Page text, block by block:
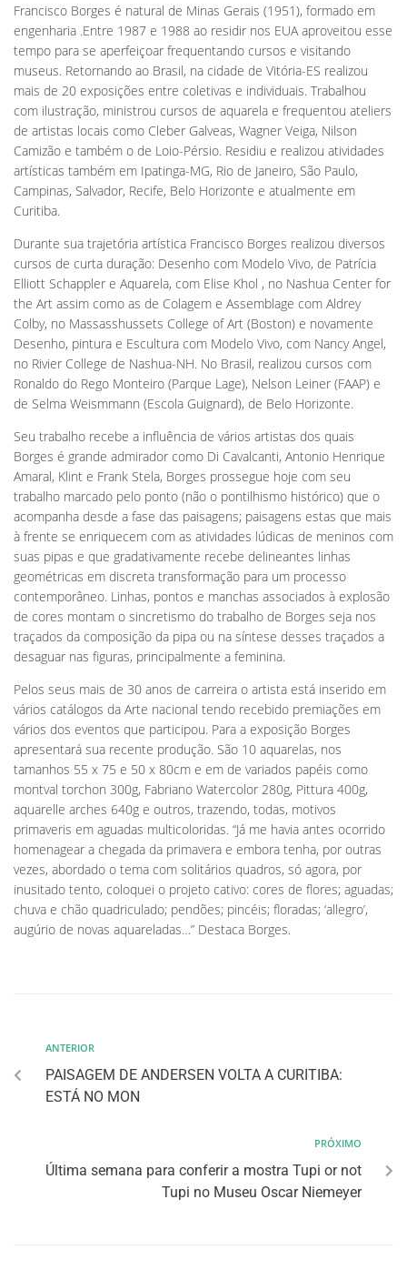
Francisco Borges é natural de Minas Gerais (1951), formado em
engenharia .Entre 1987 e 1988 ao residir nos EUA aproveitou esse
tempo para se aperfeiçoar frequentando cursos e visitando
museus. Retornando ao Brasil, na cidade de Vitória-ES realizou
mais de 20 exposições entre coletivas e individuais. Trabalhou
com ilustração, ministrou cursos de aquarela e frequentou ateliers
de artistas locais como Cleber Galveas, Wagner Veiga, Nilson
Camizão e também o de Loio-Pérsio. Residiu e realizou atividades
artísticas também em Ipatinga-MG, Rio de Janeiro, São Paulo,
Campinas, Salvador, Recife, Belo Horizonte e atualmente em
Curitiba.
Durante sua trajetória artística Francisco Borges realizou diversos
cursos de curta duração: Desenho com Modelo Vivo, de Patrícia
Elliott Schappler e Aquarela, com Elise Khol , no Nashua Center for
the Art assim como as de Colagem e Assemblage com Aldrey
Colby, no Massasshussets College of Art (Boston) e novamente
Desenho, pintura e Escultura com Modelo Vivo, com Nancy Angel,
no Rivier College de Nashua-NH. No Brasil, realizou cursos com
Ronaldo do Rego Monteiro (Parque Lage), Nelson Leiner (FAAP) e
de Selma Weismmann (Escola Guignard), de Belo Horizonte.
Seu trabalho recebe a influência de vários artistas dos quais
Borges é grande admirador como Di Cavalcanti, Antonio Henrique
Amaral, Klint e Frank Stela, Borges prossegue hoje com seu
trabalho marcado pelo ponto (não o pontilhismo histórico) que o
acompanha desde a fase das paisagens; paisagens estas que mais
à frente se enriquecem com as atividades lúdicas de meninos com
suas pipas e que gradativamente recebe delineantes linhas
geométricas em discreta transformação para um processo
contemporâneo. Linhas, pontos e manchas associados à explosão
de cores montam o sincretismo do trabalho de Borges seja nos
traçados da composição da pipa ou na síntese desses traçados a
desaguar nas figuras, principalmente a feminina.
Pelos seus mais de 30 anos de carreira o artista está inserido em
vários catálogos da Arte nacional tendo recebido premiações em
vários dos eventos que participou. Para a exposição Borges
apresentará sua recente produção. São 10 aquarelas, nos
tamanhos 55 x 75 e 50 x 80cm e em de variados papéis como
montval torchon 300g, Fabriano Watercolor 280g, Pittura 400g,
aquarelle arches 640g e outros, trazendo, todas, motivos
primaveris em aguadas multicoloridas. “Já me havia antes ocorrido
homenagear a chegada da primavera e embora tenha, por outras
vezes, abordado o tema com solitários quadros, só agora, por
inusitado tento, coloquei o projeto cativo: cores de flores; aguadas;
chuva e chão quadriculado; pendões; pincéis; floradas; ‘allegro’,
augúrio de novas aquareladas…” Destaca Borges.
ANTERIOR
PAISAGEM DE ANDERSEN VOLTA A CURITIBA:
ESTÁ NO MON
PRÓXIMO
Última semana para conferir a mostra Tupi or not
Tupi no Museu Oscar Niemeyer